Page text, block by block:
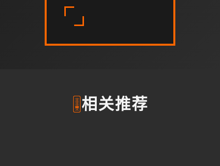
🎚️相关推荐